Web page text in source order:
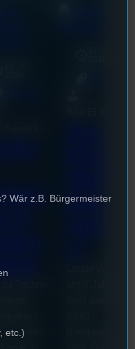
sieht
Beerpo
Wär z.B. Bürgermeister
etc.)